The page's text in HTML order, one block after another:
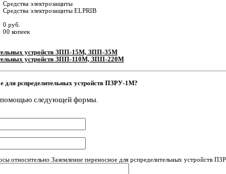
Средства электрозащиты
Средства электрозащиты ELPRIB
0 руб.
00 копеек
устройств ЗПП-15М, ЗПП-35М
устройств ЗПП-110М, ЗПП-220М
для рспределительных устройств ПЗРУ-1М?
помощью следующей формы.
относительно Заземление переносное для рспределительных устройств